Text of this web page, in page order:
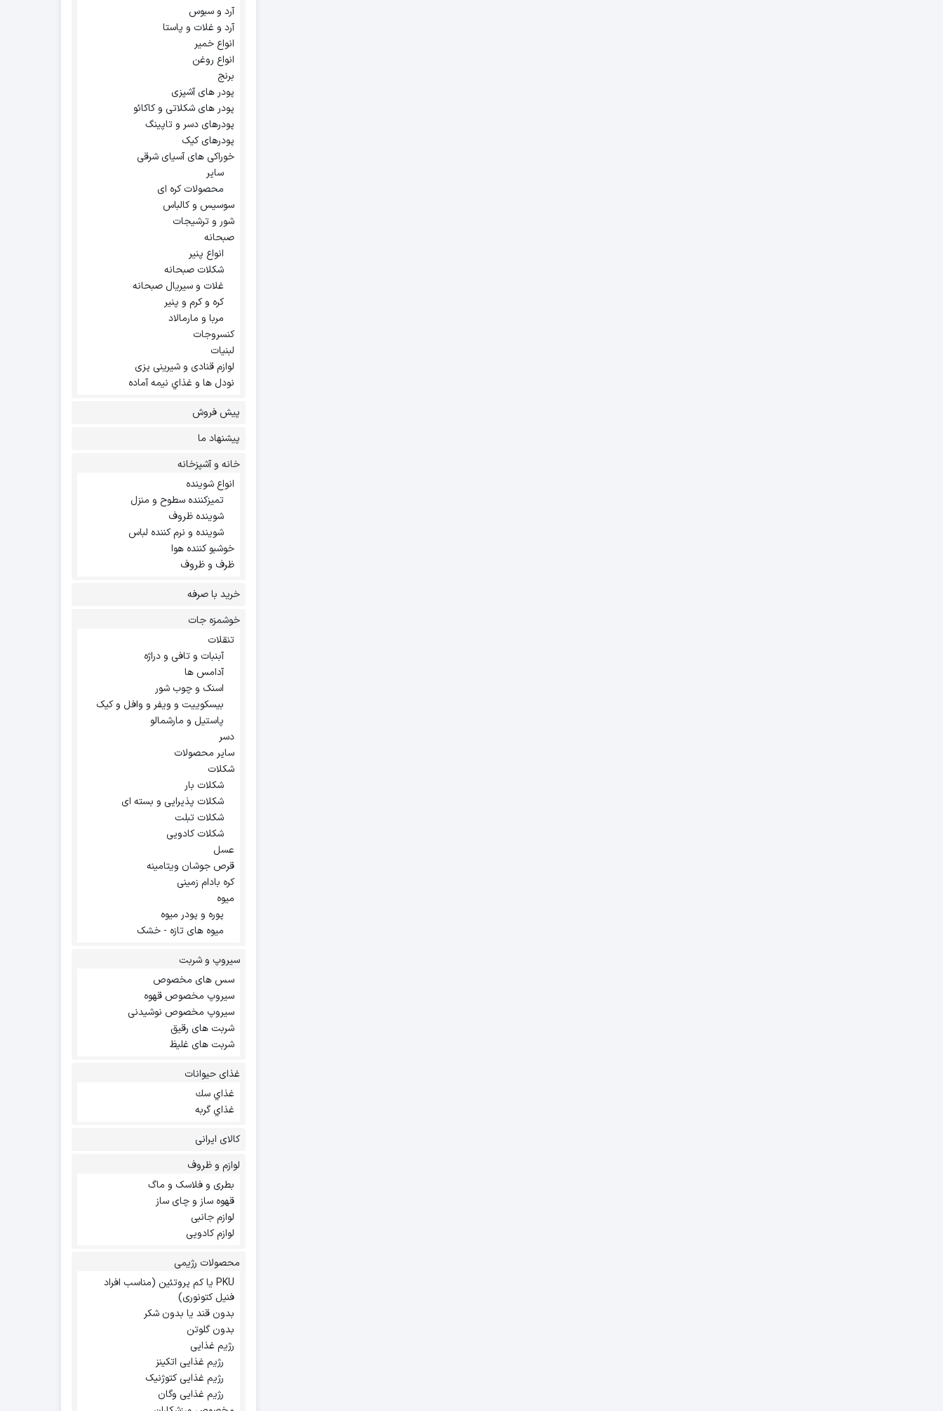
آرد و سبوس
آرد و غلات و پاستا
انواع خمیر
انواع روغن
برنج
پودر های آشپزی
پودر های شکلاتی و کاکائو
پودرهای دسر و تاپینگ
پودرهای کیک
خوراکی های آسیای شرقی
سایر
محصولات کره ای
سوسیس و کالباس
شور و ترشیجات
صبحانه
انواع پنیر
شکلات صبحانه
غلات و سیریال صبحانه
کره و کرم و پنیر
مربا و مارمالاد
کنسروجات
لبنیات
لوازم قنادی و شیرینی پزی
نودل ها و غذاي نيمه آماده
پیش فروش
پیشنهاد ما
خانه و آشپزخانه
انواع شوینده
تمیزکننده سطوح و منزل
شوینده ظروف
شوینده و نرم کننده لباس
خوشبو کننده هوا
ظرف و ظروف
خرید با صرفه
خوشمزه جات
تنقلات
آبنبات و تافی و دراژه
آدامس ها
اسنک و چوب شور
بیسکوییت و ویفر و وافل و کیک
پاستیل و مارشمالو
دسر
سایر محصولات
شکلات
شکلات بار
شکلات پذیرایی و بسته ای
شکلات تبلت
شکلات کادویی
عسل
قرص جوشان ویتامینه
کره بادام زمینی
میوه
پوره و پودر میوه
میوه های تازه - خشک
سیروپ و شربت
سس های مخصوص
سیروپ مخصوص قهوه
سیروپ مخصوص نوشیدنی
شربت های رقیق
شربت های غلیظ
غذای حیوانات
غذاي سك
غذاي گربه
کالای ایرانی
لوازم و ظروف
بطری و فلاسک و ماگ
قهوه ساز و چای ساز
لوازم جانبی
لوازم کادویی
محصولات رژیمی
PKU یا کم پروتئین (مناسب افراد
فنیل کتونوری)
بدون قند یا بدون شکر
بدون گلوتن
رژیم غذایی
رژیم غذایی اتکینز
رژیم غذایی کتوژنیک
رژیم غذایی وگان